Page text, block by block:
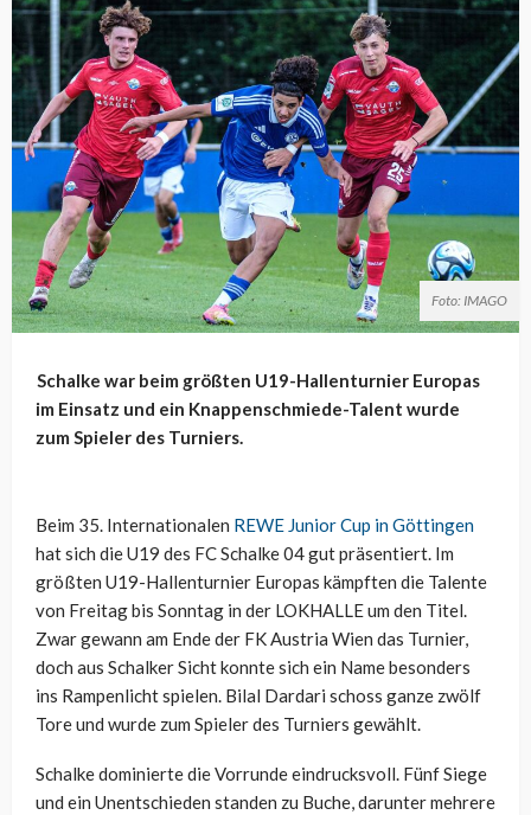
Foto: IMAGO
Schalke war beim größten U19-Hallenturnier Europas
im Einsatz und ein Knappenschmiede-Talent wurde
zum Spieler des Turniers.
Beim 35. Internationalen REWE Junior Cup in Göttingen
hat sich die U19 des FC Schalke 04 gut präsentiert. Im
größten U19-Hallenturnier Europas kämpften die Talente
von Freitag bis Sonntag in der LOKHALLE um den Titel.
Zwar gewann am Ende der FK Austria Wien das Turnier,
doch aus Schalker Sicht konnte sich ein Name besonders
ins Rampenlicht spielen. Bilal Dardari schoss ganze zwölf
Tore und wurde zum Spieler des Turniers gewählt.
Schalke dominierte die Vorrunde eindrucksvoll. Fünf Siege
und ein Unentschieden standen zu Buche, darunter mehrere